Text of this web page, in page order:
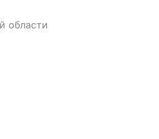
области